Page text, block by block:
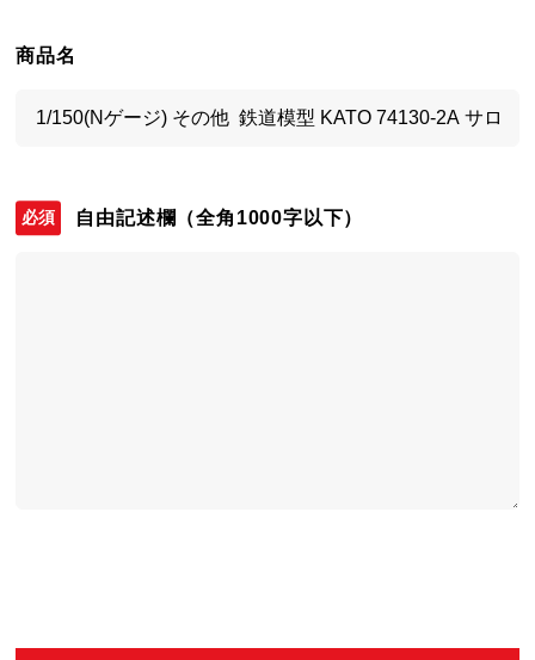
商品名
自由記述欄 （全角1000字以下）